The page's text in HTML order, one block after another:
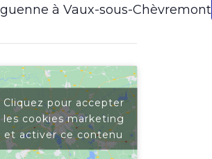
à Vaux-sous-Chèvremont
Cliquez pour accepter
les cookies marketing
et activer ce contenu